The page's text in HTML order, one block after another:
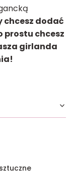
chcesz dodać
prostu chcesz
girlanda